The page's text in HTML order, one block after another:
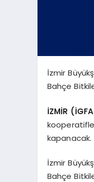
İzmir
Bahçe
İZMİR
kapanacak.
İzmir
Bahçe